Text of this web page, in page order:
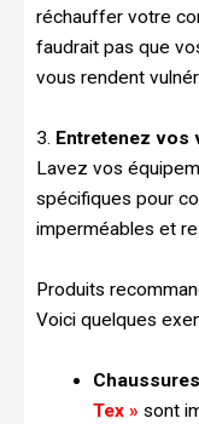
réchauffer votre
faudrait pas que
vous rendent
3. Entretenez vos
Lavez vos
spécifiques pour
imperméables et
Produits
Voici quelques
Chaussures
Tex » sont